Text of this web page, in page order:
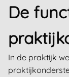
De
In de praktijk